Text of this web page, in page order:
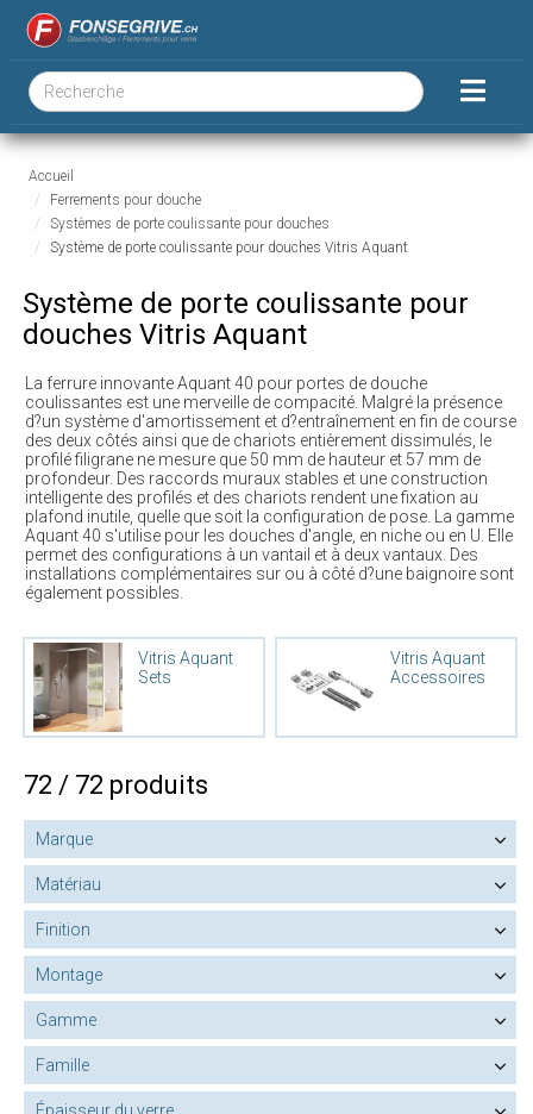
Accueil
Ferrements pour douche
Systèmes de porte coulissante pour douches
Système de porte coulissante pour douches Vitris Aquant
Système de porte coulissante pour
douches Vitris Aquant
La ferrure innovante Aquant 40 pour portes de douche
coulissantes est une merveille de compacité. Malgré la présence
d?un système d'amortissement et d?entraînement en fin de course
des deux côtés ainsi que de chariots entièrement dissimulés, le
profilé filigrane ne mesure que 50 mm de hauteur et 57 mm de
profondeur. Des raccords muraux stables et une construction
intelligente des profilés et des chariots rendent une fixation au
plafond inutile, quelle que soit la configuration de pose. La gamme
Aquant 40 s'utilise pour les douches d'angle, en niche ou en U. Elle
permet des configurations à un vantail et à deux vantaux. Des
installations complémentaires sur ou à côté d?une baignoire sont
également possibles.
Vitris Aquant
Sets
Vitris Aquant
Accessoires
72 / 72 produits
Marque
Matériau
Finition
Montage
Gamme
Famille
Épaisseur du verre